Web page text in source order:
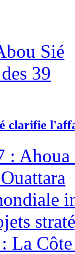
clarifie
:
La